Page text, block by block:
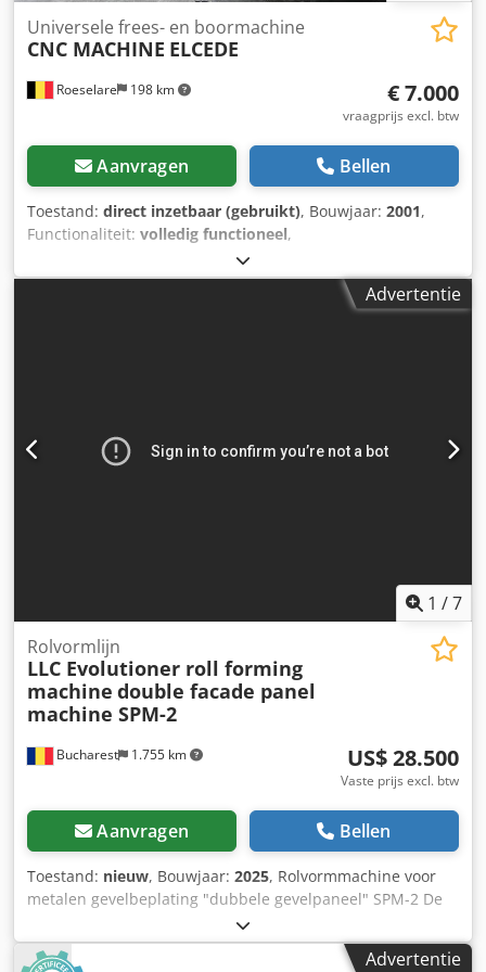
Roeselare 198 km
Universele frees- en boormachine
CNC MACHINE ELCEDE
€ 7.000
vraagprijs excl. btw
Aanvragen Bellen
Toestand: direct inzetbaar (gebruikt), Bouwjaar: 2001,
Functionaliteit: volledig functioneel,
LCS300-4T
Elcede, type LCS300-4T, bouwjaar 12/2001, 400/50 Hz,
werkoppervlakte 305 x 152.5 cm, machine 545 x 280 x 233
werking Chjdpfx Acjy D Hwws Tja
Advertentie
1 /7
Bucharest 1.755 km
Rolvormlijn
LLC Evolutioner roll forming
machine double facade panel
machine SPM-2
US$ 28.500
Vaste prijs excl. btw
Aanvragen Bellen
Toestand: nieuw, Bouwjaar: 2025, Rolvormmachine voor
metalen gevelbeplating "dubbele gevelpaneel" SPM-2 De
rolvormmachine voor metalen gevelbeplating "dubbele
gevelpaneel" SPM-2 is een nieuw ontwerp van ons bedrijf,
ontwikkeld voor het produceren van gevel- en Advertentie